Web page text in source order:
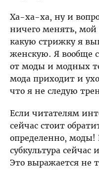
Ха-ха-ха, ну и
ничего менять, мой
какую стрижку я
женскую. Я вообще
от моды и модных
мода приходит и
что я не следую
Если читателям
сейчас стоит
определенно, моды!
субкультура
Это выражается не